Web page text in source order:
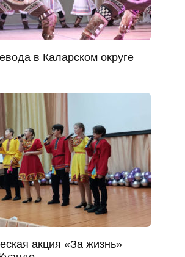
в Каларском округе
акция «За жизнь»